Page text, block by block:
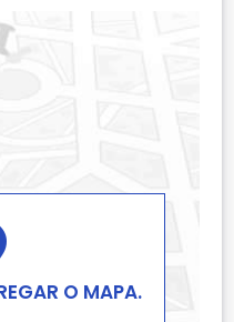
O MAPA.